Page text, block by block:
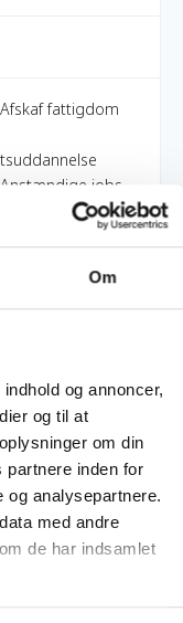
Om
og annoncer,
og til at
om din
partnere inden for
og analysepartnere.
med andre
de har indsamlet
fattigdom
jobs
vækst
Ansvarligt forbrug
fra?’ er
er at skabe
for at bidrage
holdning hertil. Alt